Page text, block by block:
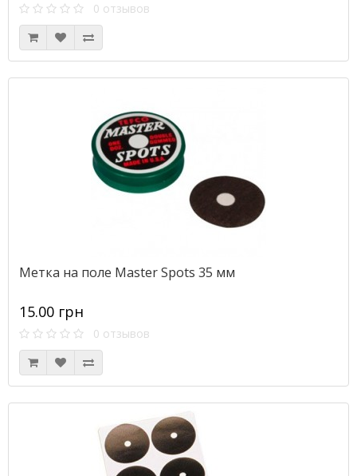
0 отзывов
Метка на поле Master Spots 35 мм
15.00 грн
0 отзывов